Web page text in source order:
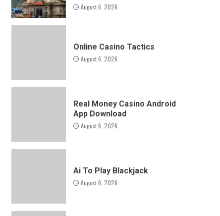
August 6, 2026
Online Casino Tactics
August 6, 2026
Real Money Casino Android
App Download
August 6, 2026
Ai To Play Blackjack
August 6, 2026